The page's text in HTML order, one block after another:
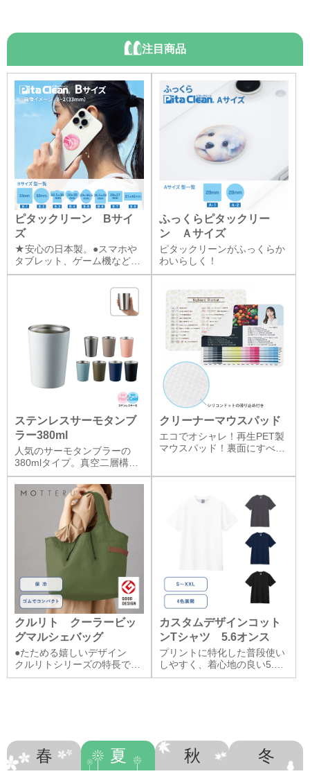
注目商品
ピタックリーン Bサイ
ズ
★安心の日本製。●スマホや
タブレット、ゲーム機などの
ボディーに貼って持ち運
べ、 何度でも貼ってはがし
ふっくらピタックリー
ン Ａサイズ
ピタックリーンがふっくらか
わいらしく！
ステンレスサーモタンブ
ラー380ml
人気のサーモタンブラーの
380mlタイプ。真空二層構造
で保冷保温機能があり、長時
間適温で飲み物を楽し
クリーナーマウスパッド
エコでオシャレ！再生PET製
マウスパッド！裏面にすべり
クルリト クーラービッ
グマルシェバッグ
●たためる嬉しいデザイン
クルリトシリーズの特長であ
るゴムが付いていて、使わな
カスタムデザインコット
ンTシャツ 5.6オンス
プリントに特化した普段使い
しやすく、着心地の良い5.6
オンスTシャツです。POINT1
春 夏 秋 冬